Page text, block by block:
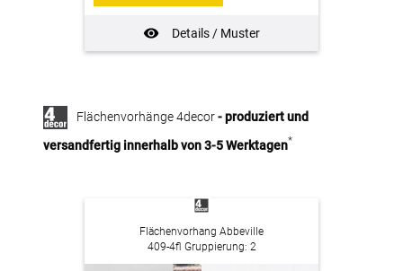
Details / Muster
Flächenvorhänge 4decor- produziert und
versandfertig innerhalb von 3-5 Werktagen*
Flächenvorhang Abbeville
409-4fl Gruppierung: 2